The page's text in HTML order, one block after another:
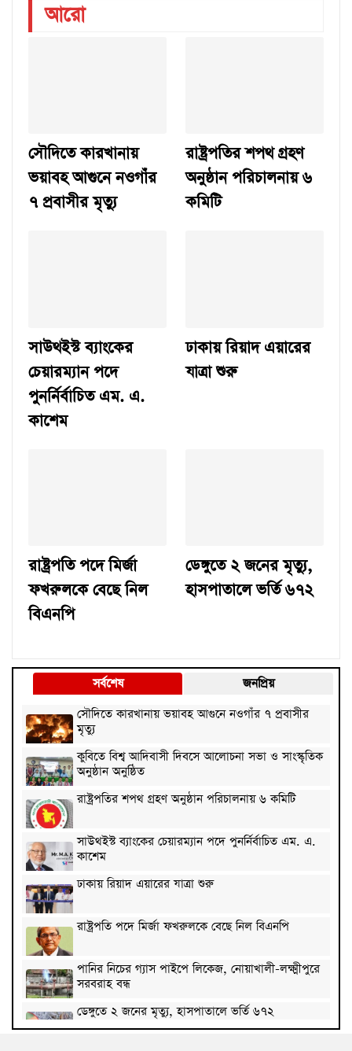
আরো
সৌদিতে কারখানায়
ভয়াবহ আগুনে নওগাঁর
৭ প্রবাসীর মৃত্যু
রাষ্ট্রপতির শপথ গ্রহণ
অনুষ্ঠান পরিচালনায় ৬
কমিটি
সাউথইস্ট ব্যাংকের
চেয়ারম্যান পদে
পুনর্নির্বাচিত এম. এ.
কাশেম
ঢাকায় রিয়াদ এয়ারের
যাত্রা শুরু
রাষ্ট্রপতি পদে মির্জা
ফখরুলকে বেছে নিল
বিএনপি
ডেঙ্গুতে ২ জনের মৃত্যু,
হাসপাতালে ভর্তি ৬৭২
সর্বশেষ
জনপ্রিয়
সৌদিতে কারখানায় ভয়াবহ আগুনে নওগাঁর ৭ প্রবাসীর
মৃত্যু
কুবিতে বিশ্ব আদিবাসী দিবসে আলোচনা সভা ও সাংস্কৃতিক
অনুষ্ঠান অনুষ্ঠিত
রাষ্ট্রপতির শপথ গ্রহণ অনুষ্ঠান পরিচালনায় ৬ কমিটি
সাউথইস্ট ব্যাংকের চেয়ারম্যান পদে পুনর্নির্বাচিত এম. এ.
কাশেম
ঢাকায় রিয়াদ এয়ারের যাত্রা শুরু
রাষ্ট্রপতি পদে মির্জা ফখরুলকে বেছে নিল বিএনপি
পানির নিচের গ্যাস পাইপে লিকেজ, নোয়াখালী-লক্ষ্মীপুরে
সরবরাহ বন্ধ
ডেঙ্গুতে ২ জনের মৃত্যু, হাসপাতালে ভর্তি ৬৭২